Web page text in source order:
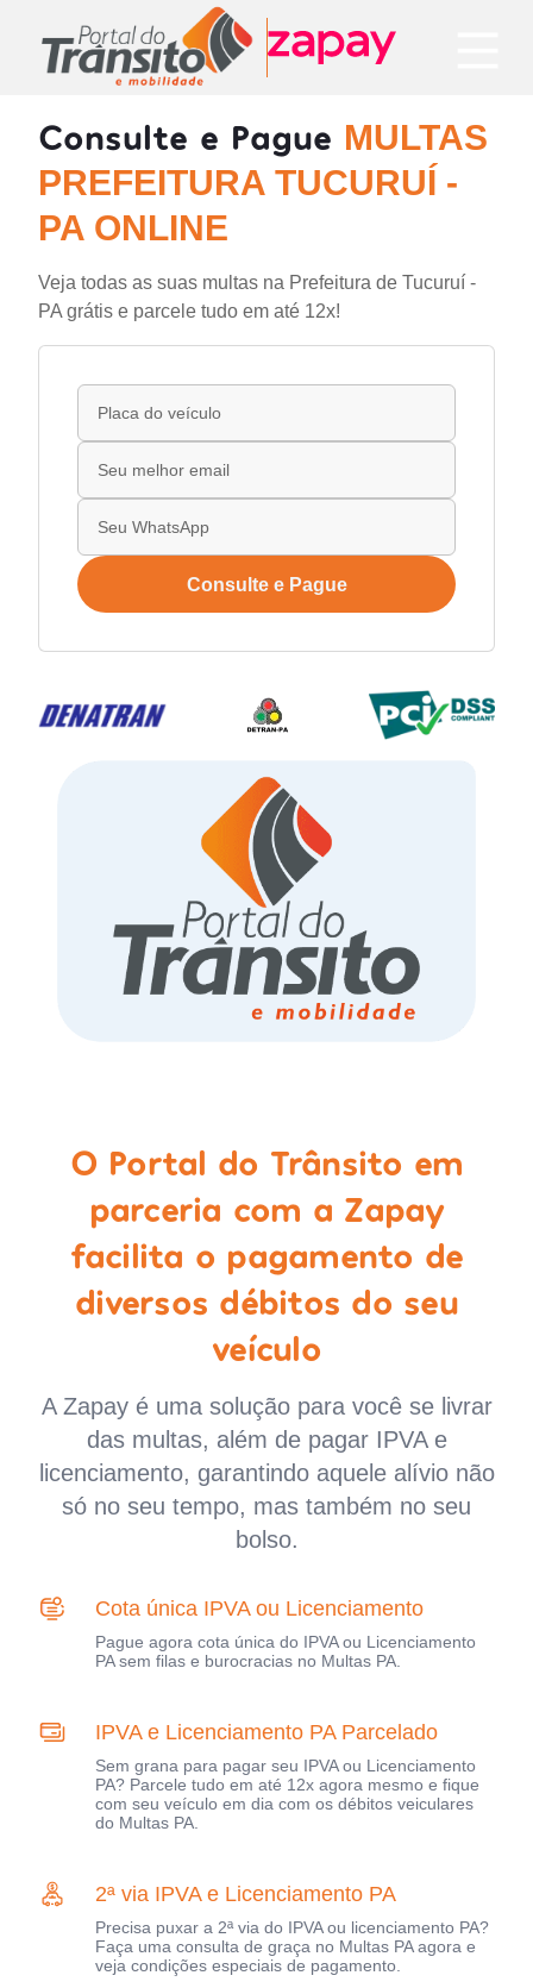
Consulte e Pague MULTAS
PREFEITURA TUCURUÍ -
PA ONLINE
Veja todas as suas multas na Prefeitura de Tucuruí -
PA grátis e parcele tudo em até 12x!
Consulte e Pague
O Portal do Trânsito em
parceria com a Zapay
facilita o pagamento de
diversos débitos do seu
veículo
A Zapay é uma solução para você se livrar
das multas, além de pagar IPVA e
licenciamento, garantindo aquele alívio não
só no seu tempo, mas também no seu
bolso.
Cota única IPVA ou Licenciamento
Pague agora cota única do IPVA ou Licenciamento
PA sem filas e burocracias no Multas PA.
IPVA e Licenciamento PA Parcelado
Sem grana para pagar seu IPVA ou Licenciamento
PA? Parcele tudo em até 12x agora mesmo e fique
com seu veículo em dia com os débitos veiculares
do Multas PA.
2ª via IPVA e Licenciamento PA
Precisa puxar a 2ª via do IPVA ou licenciamento PA?
Faça uma consulta de graça no Multas PA agora e
veja condições especiais de pagamento.